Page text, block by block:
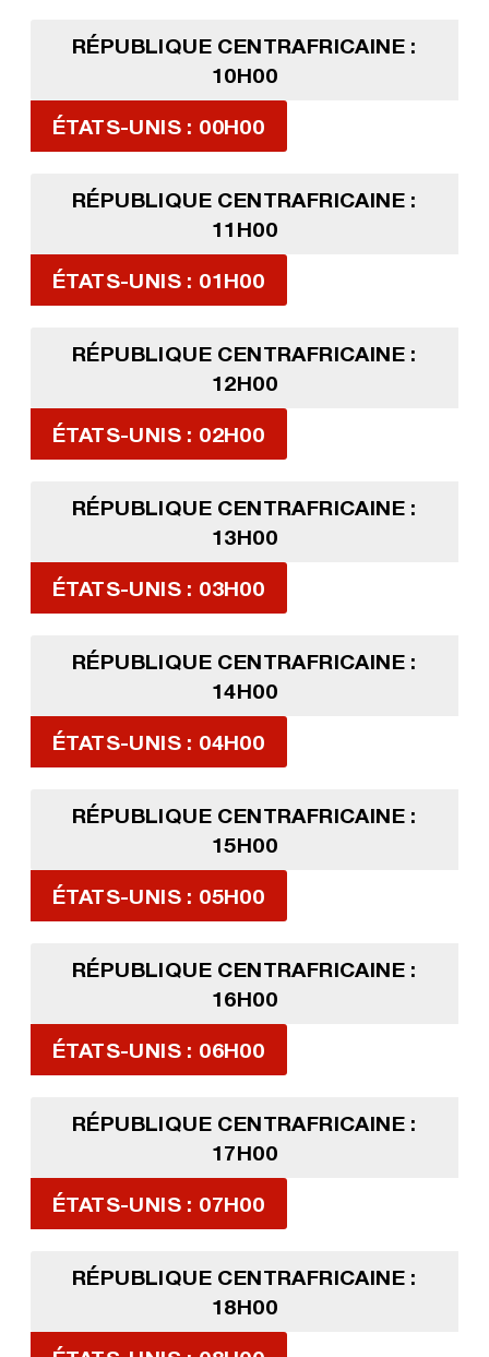
RÉPUBLIQUE CENTRAFRICAINE :
10H00
ÉTATS-UNIS : 00H00
RÉPUBLIQUE CENTRAFRICAINE :
11H00
ÉTATS-UNIS : 01H00
RÉPUBLIQUE CENTRAFRICAINE :
12H00
ÉTATS-UNIS : 02H00
RÉPUBLIQUE CENTRAFRICAINE :
13H00
ÉTATS-UNIS : 03H00
RÉPUBLIQUE CENTRAFRICAINE :
14H00
ÉTATS-UNIS : 04H00
RÉPUBLIQUE CENTRAFRICAINE :
15H00
ÉTATS-UNIS : 05H00
RÉPUBLIQUE CENTRAFRICAINE :
16H00
ÉTATS-UNIS : 06H00
RÉPUBLIQUE CENTRAFRICAINE :
17H00
ÉTATS-UNIS : 07H00
RÉPUBLIQUE CENTRAFRICAINE :
18H00